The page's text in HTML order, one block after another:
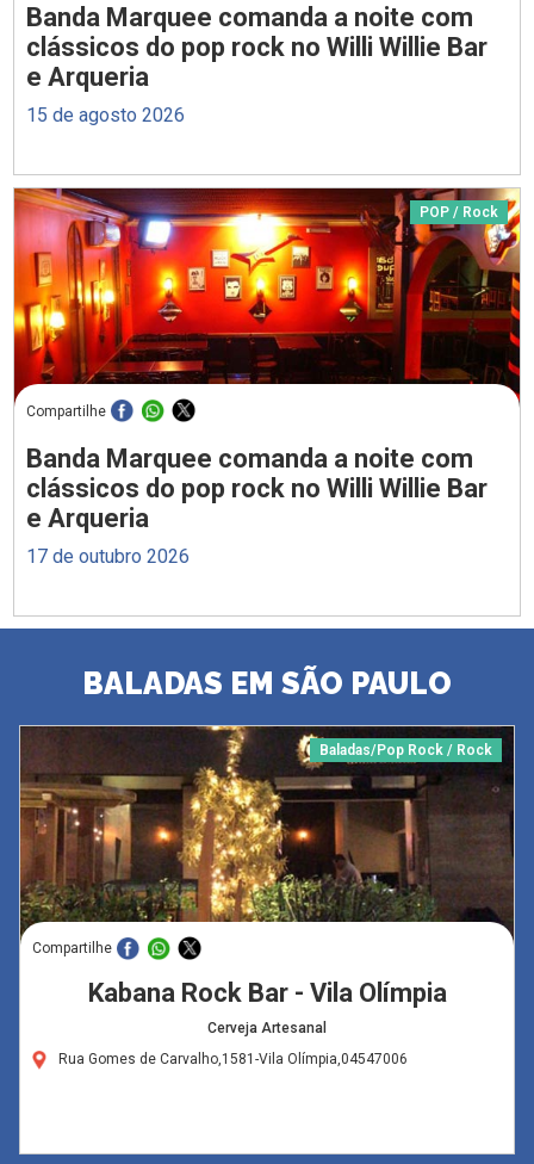
Banda Marquee comanda a noite com
clássicos do pop rock no Willi Willie Bar
e Arqueria
15 de agosto 2026
POP / Rock
Compartilhe
Banda Marquee comanda a noite com
clássicos do pop rock no Willi Willie Bar
e Arqueria
17 de outubro 2026
BALADAS EM SÃO PAULO
Baladas/Pop Rock / Rock
Compartilhe
Kabana Rock Bar - Vila Olímpia
Cerveja Artesanal
Rua Gomes de Carvalho,1581-Vila Olímpia,04547006